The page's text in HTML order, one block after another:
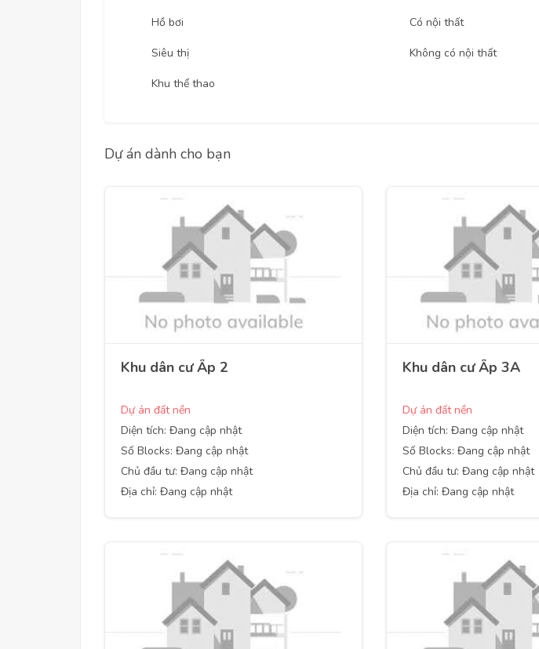
Hồ bơi
Siêu thị
Khu thể thao
Có nội thất
Không có nội thất
Dự án dành cho bạn
Khu dân cư Ấp 2
Dự án đất nền
Diện tích: Đang cập nhật
Số Blocks: Đang cập nhật
Chủ đầu tư: Đang cập nhật
Địa chỉ: Đang cập nhật
Khu dân cư Ấp 3A
Dự án đất nền
Diện tích: Đang cập nhật
Số Blocks: Đang cập nhật
Chủ đầu tư: Đang cập nhật
Địa chỉ: Đang cập nhật